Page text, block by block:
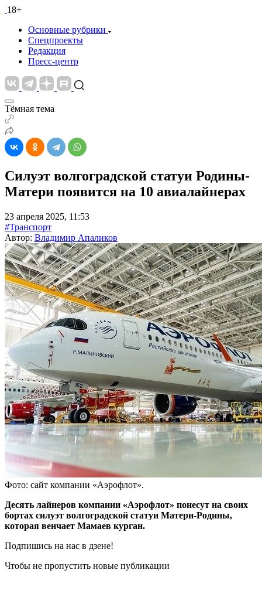
18+
Основные рубрики
Спецпроекты
Редакция
Пресс-центр
Тёмная тема
Силуэт волгоградской статуи Родины-
Матери появится на 10 авиалайнерах
23 апреля 2025, 11:53
#Транспорт
Автор: Владимир Апаликов
Фото: сайт компании «Аэрофлот».
Десять лайнеров компании «Аэрофлот» понесут на своих
бортах силуэт волгоградской статуи Матери-Родины,
которая венчает Мамаев курган.
Подпишись на нас в дзене!
Чтобы не пропустить новые публикации